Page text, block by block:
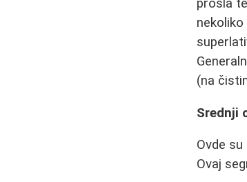
prošla
(na
Srednji
Ovde
Ovaj